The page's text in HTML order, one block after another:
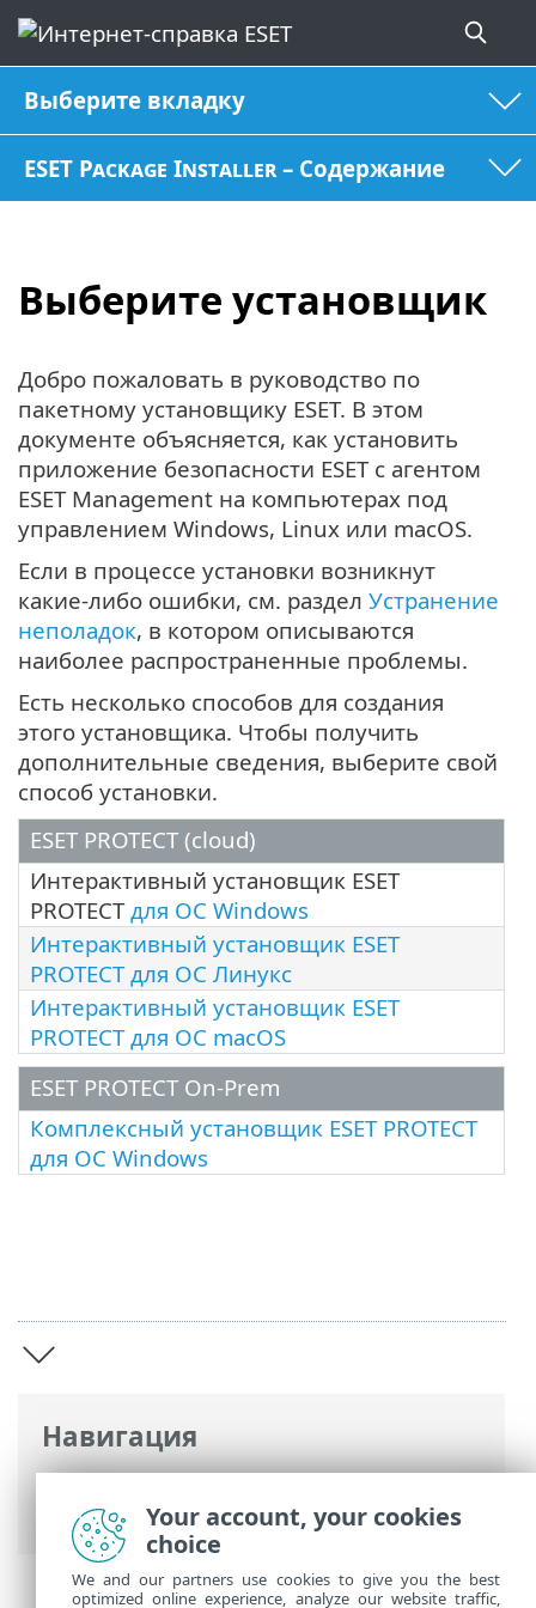
Выберите вкладку
ESET Package Installer – Содержание
Выберите установщик
Навигация
Installer
>Выберите установщик
Добро пожаловать в руководство по
пакетному установщику ESET. В этом
документе объясняется, как установить
приложение безопасности ESET с агентом
ESET Management на компьютерах под
управлением Windows, Linux или macOS.
Если в процессе установки возникнут
какие-либо ошибки, см. раздел Устранение
неполадок, в котором описываются
наиболее распространенные проблемы.
Есть несколько способов для создания
этого установщика. Чтобы получить
дополнительные сведения, выберите свой
способ установки.
ESET PROTECT (cloud)
Интерактивный установщик ESET
PROTECTдля ОС Windows
Интерактивный установщик ESET
PROTECT для ОС Линукс
Интерактивный установщик ESET
PROTECT для ОС macOS
ESET PROTECT On-Prem
Комплексный установщик ESET PROTECT
для ОС Windows
Your account, your cookies
choice
We and our partners use cookies to give you the best
optimized online experience, analyze our website traffic,